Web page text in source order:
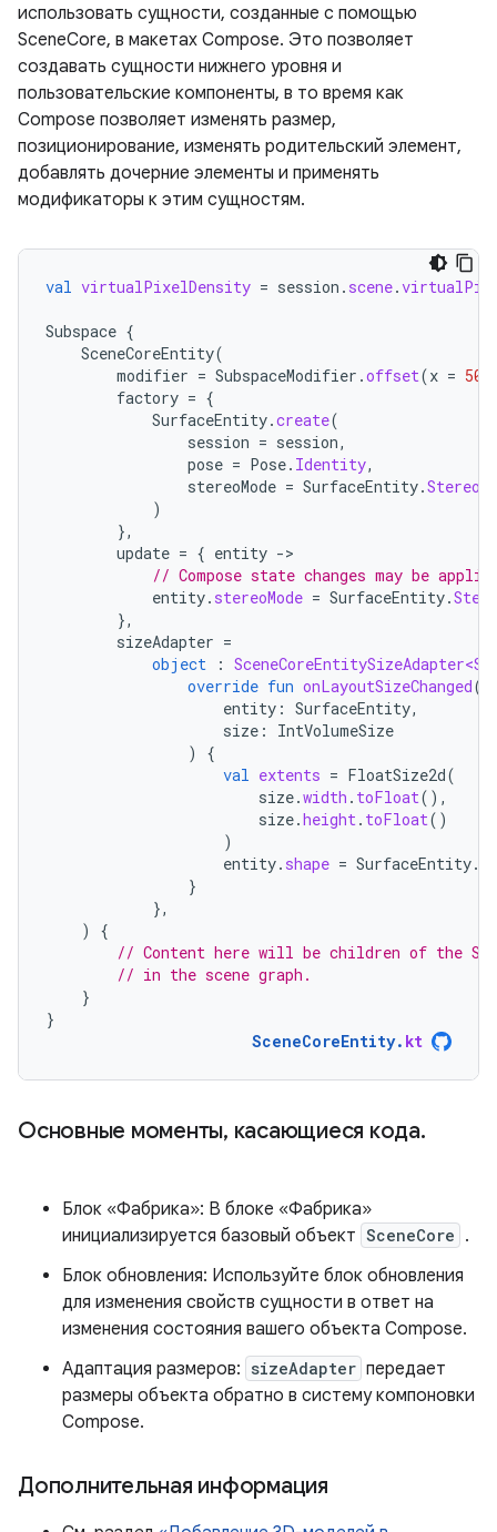
использовать сущности, созданные с помощью
SceneCore, в макетах Compose. Это позволяет
создавать сущности нижнего уровня и
пользовательские компоненты, в то время как
Compose позволяет изменять размер,
позиционирование, изменять родительский элемент,
добавлять дочерние элементы и применять
модификаторы к этим сущностям.
val virtualPixelDensity = session . scene.
Subspace {
SceneCoreEntity(
modifier = SubspaceModifier .offset(x = 50.
factory = {
SurfaceEntity.create(
session = session,
pose = Pose. Identity,
stereoMode = SurfaceEntity.
)
},
update = { entity -
// Compose state changes may be
entity. stereoMode = SurfaceEntity.
},
sizeAdapter =
object
:
override fun onLayoutSizeChanged(
entity : SurfaceEntity,
size :
IntVolumeSize
)
{
val extents = FloatSize2d(
size.width . toFloat(),
size.height . toFloat()
)
entity. shape = SurfaceEntity.
}
},
)
{
// Content here will be children of the
// in the scene graph.
}
}
SceneCoreEntity. kt
Основные моменты, касающиеся кода.
Блок «Фабрика»: В блоке «Фабрика»
инициализируется базовый объект SceneCore .
Блок обновления: Используйте блок обновления
для изменения свойств сущности в ответ на
изменения состояния вашего объекта Compose.
Адаптация размеров: sizeAdapter передает
размеры объекта обратно в систему компоновки
Compose.
Дополнительная информация